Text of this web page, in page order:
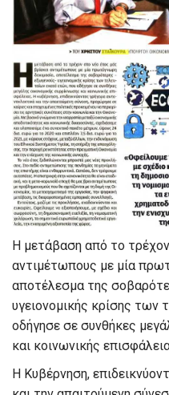
Η μετάβαση από το
αντιμέτωπους με μία
αποτέλεσμα της
υγειονομικής κρίσης των
οδήγησε σε συνθήκες
και κοινωνικής
Η Κυβέρνηση,